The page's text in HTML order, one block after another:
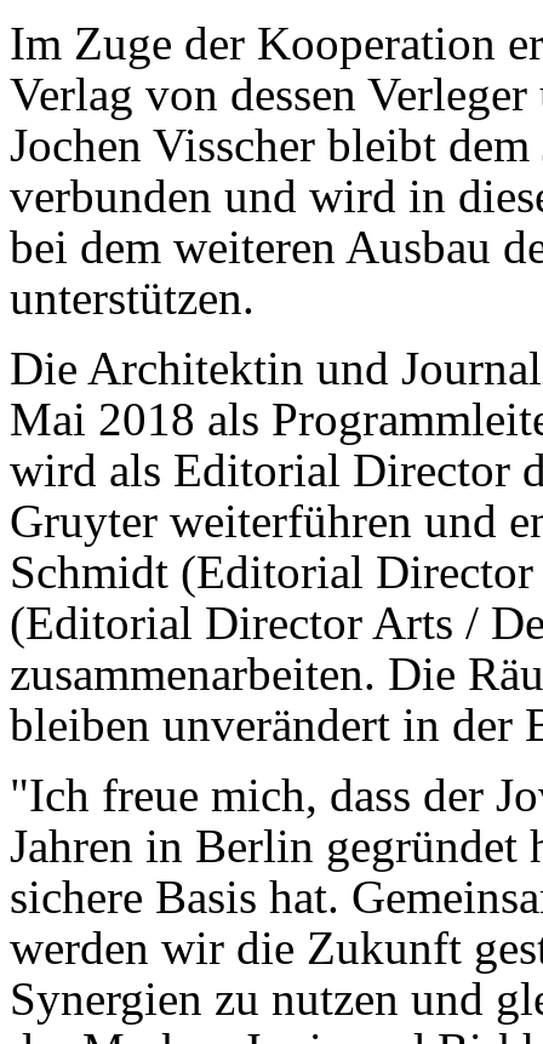
Im Zuge der Kooperation
Verlag von dessen
Jochen Visscher bleibt
verbunden und wird in
bei dem weiteren Ausbau
unterstützen.
Die Architektin und
Mai 2018 als
wird als Editorial Director
Gruyter weiterführen und
Schmidt (Editorial
(Editorial Director Arts /
zusammenarbeiten. Die
bleiben unverändert in der
"Ich freue mich, dass der
Jahren in Berlin gegründet
sichere Basis hat.
werden wir die Zukunft
Synergien zu nutzen und